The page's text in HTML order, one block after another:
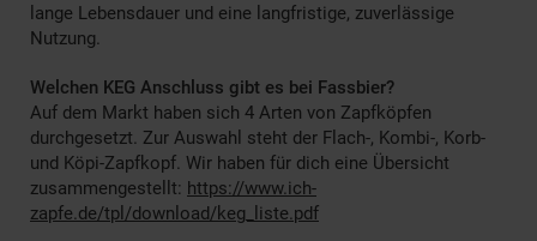
lange Lebensdauer und eine langfristige, zuverlässige
Nutzung.
Welchen KEG Anschluss gibt es bei Fassbier?
Auf dem Markt haben sich 4 Arten von Zapfköpfen
durchgesetzt. Zur Auswahl steht der Flach-, Kombi-, Korb-
und Köpi-Zapfkopf. Wir haben für dich eine Übersicht
zusammengestellt: https://www.ich-
zapfe.de/tpl/download/keg_liste.pdf